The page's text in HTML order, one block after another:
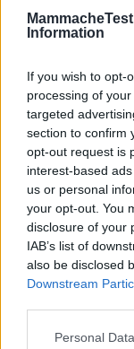
Information
If you wish to opt-
processing of
targeted
section to confirm
opt-out request is
interest-based
us or personal
your opt-out. You
disclosure of your
IAB’s list of
also be disclosed
Downstream
Please note that
Personal
Effettua